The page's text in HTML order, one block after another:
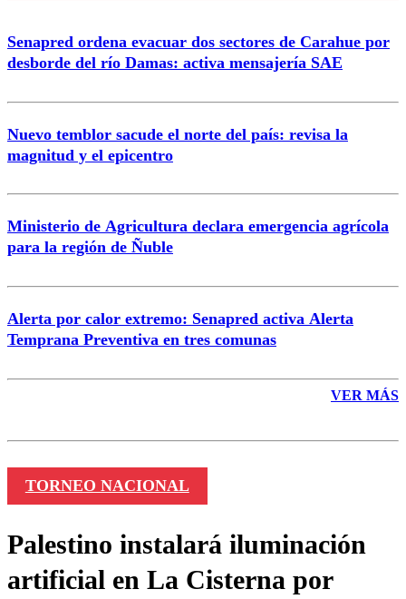
Correo
Senapred ordena evacuar dos sectores de Carahue por
desborde del río Damas: activa mensajería SAE
Nuevo temblor sacude el norte del país: revisa la
magnitud y el epicentro
Ministerio de Agricultura declara emergencia agrícola
para la región de Ñuble
Alerta por calor extremo: Senapred activa Alerta
Temprana Preventiva en tres comunas
VER MÁS
TORNEO NACIONAL
Palestino instalará iluminación
artificial en La Cisterna por